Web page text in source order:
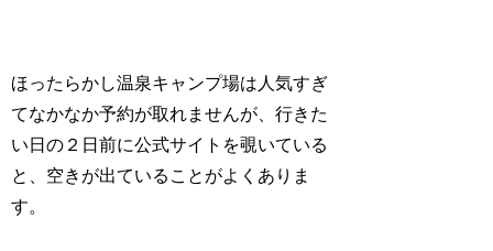
ほったらかし温泉キャンプ場は人気すぎ
てなかなか予約が取れませんが、行きた
い日の２日前に公式サイトを覗いている
と、空きが出ていることがよくありま
す。